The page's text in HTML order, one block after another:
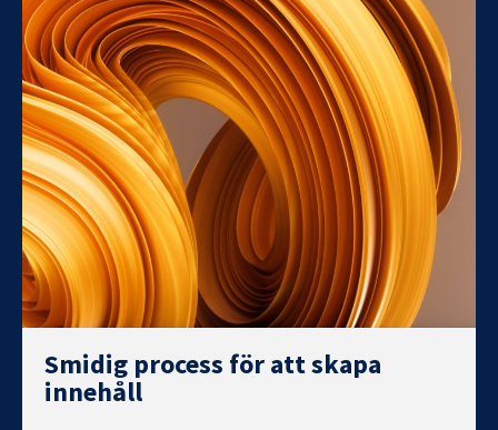
Smidig process för att skapa
innehåll